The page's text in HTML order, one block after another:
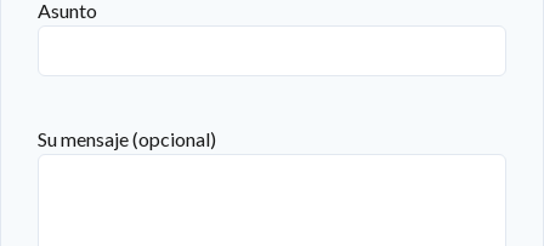
Asunto
Su mensaje (opcional)